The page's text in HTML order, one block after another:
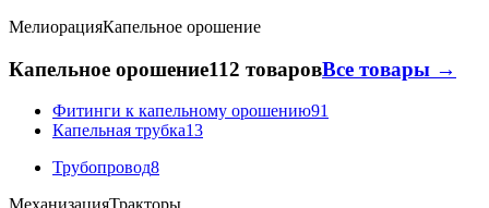
МелиорацияКапельное орошение
Капельное орошение112 товаровВсе товары →
Фитинги к капельному орошению91
Капельная трубка13
Трубопровод8